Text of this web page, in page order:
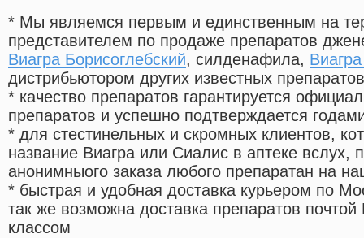
* Мы являемся первым и единственным на
представителем по продаже препаратов
Виагра Борисоглебский, силденафила,
дистрибьютором других известных препаратов
* качество препаратов гарантируется
препаратов и успешно подтверждается
* для стестинельных и скромных клиентов,
название Виагра или Сиалис в аптеке вслух,
анонимныого заказа любого препаратан на
* быстрая и удобная доставка курьером по
так же возможна доставка препаратов
классом